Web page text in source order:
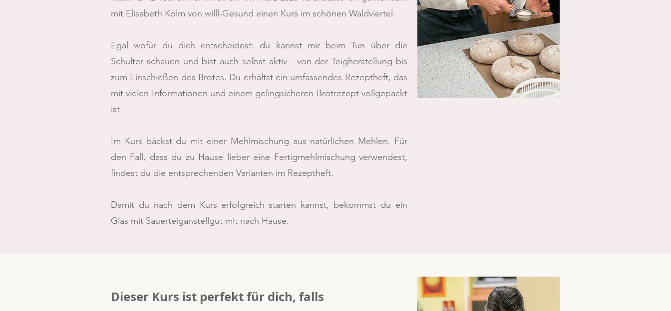
mit Elisabeth Kolm von willl-Gesund einen Kurs im schönen Waldviertel.
Egal wofür du dich entscheidest: du kannst mir beim Tun über die
Schulter schauen und bist auch selbst aktiv - von der Teigherstellung bis
zum Einschießen des Brotes. Du erhältst ein umfassendes Rezeptheft, das
mit vielen Informationen und einem gelingsicheren Brotrezept vollgepackt
ist.
Im Kurs bäckst du mit einer Mehlmischung aus natürlichen Mehlen. Für
den Fall, dass du zu Hause lieber eine Fertigmehlmischung verwendest,
findest du die entsprechenden Varianten im Rezeptheft.
Damit du nach dem Kurs erfolgreich starten kannst, bekommst du ein
Glas mit Sauerteiganstellgut mit nach Hause.
Dieser Kurs ist perfekt für dich, falls